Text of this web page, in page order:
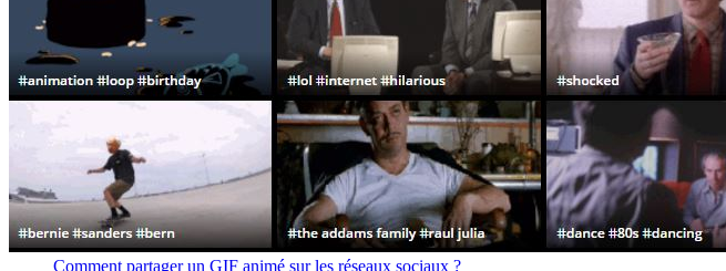
Comment partager un GIF animé sur les réseaux sociaux ?